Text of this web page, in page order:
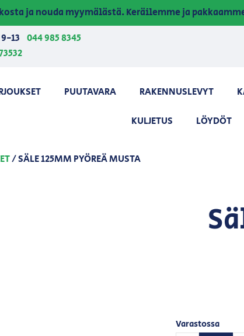
ja nouda myymälästä. Keräilemme ja
13 044 985 8345
PUUTAVARA RAKENNUSLEVYT
KULJETUS LÖYDÖT
/ SÄLE 125MM PYÖREÄ MUSTA
Varastossa